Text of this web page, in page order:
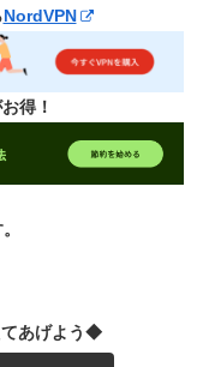
NordVPN
得！
あげよう◆